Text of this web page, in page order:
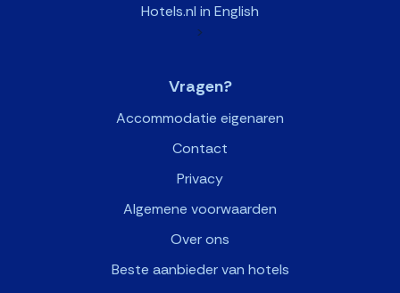
Hotels.nl in English
>
Vragen?
Accommodatie eigenaren
Contact
Privacy
Algemene voorwaarden
Over ons
Beste aanbieder van hotels